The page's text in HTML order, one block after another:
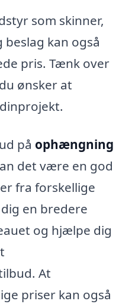
som skinner,
kan også
pris. Tænk over
ønsker at
på ophængning
det være en god
fra forskellige
en bredere
og hjælpe dig
At
priser kan også